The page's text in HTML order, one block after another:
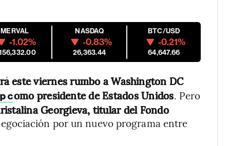
MERVAL
-1.02%
NASDAQ
-0.83%
26,363.44
BTC/USD
-0.21%
64,647.66
este viernes rumbo a Washington DC
como presidente de Estados Unidos. Pero
Georgieva, titular del Fondo
por un nuevo programa entre